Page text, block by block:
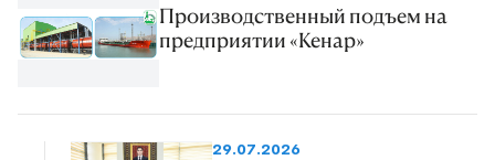
Производственный подъем на
предприятии «Кенар»
29.07.2026